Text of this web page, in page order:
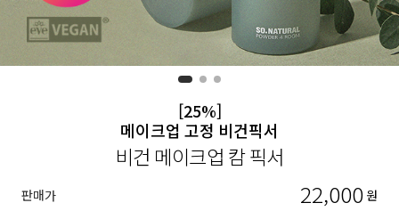
[25%]
메이크업 고정 비건픽서
비건 메이크업 캄 픽서
판매가 22,000 원